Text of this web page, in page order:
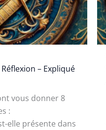
– Expliqué
vous donner 8
:
elle présente dans